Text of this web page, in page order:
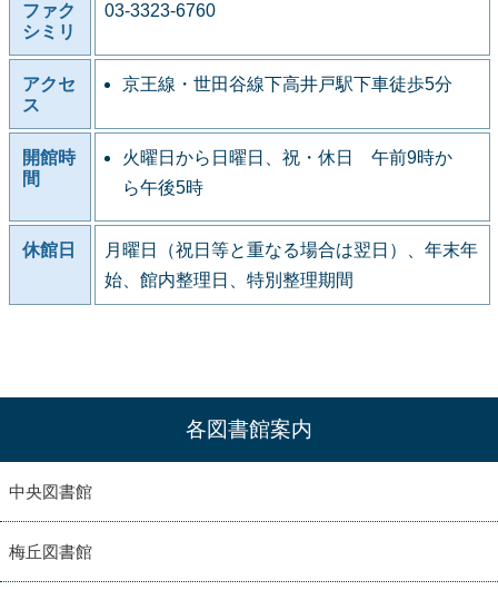
ファク
シミリ
03-3323-6760
アクセ
ス
京王線・世田谷線下高井戸駅下車徒歩5分
開館時
間
火曜日から日曜日、祝・休日 午前9時か
ら午後5時
休館日
月曜日（祝日等と重なる場合は翌日）、年末年
始、館内整理日、特別整理期間
各図書館案内
中央図書館
梅丘図書館